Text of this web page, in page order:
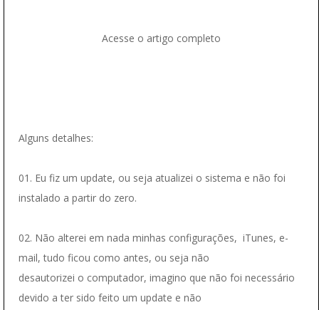
Acesse o artigo completo
Alguns detalhes:
01. Eu fiz um update, ou seja atualizei o sistema e não foi
instalado a partir do zero.
02. Não alterei em nada minhas configurações, iTunes, e-
mail, tudo ficou como antes, ou seja não
desautorizei o computador, imagino que não foi necessário
devido a ter sido feito um update e não